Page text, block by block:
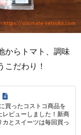
からトマト、調味
だわり！
買ったコストコ商品を
ビューしました！新商
とスイーツは毎回買っ